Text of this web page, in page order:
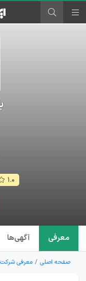
۱.۰
معرفی آگهی‌ها
صفحه اصلی معرفی